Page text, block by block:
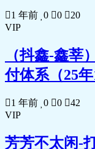
🎥 26_6
速成交
🎥 28_8
应用-
全面提升
🎥
1 年前 0 0
20
VIP
（抖鑫-鑫莘
付体系（25年
1 年前 0 0
42
VIP
芳芳不太闲-